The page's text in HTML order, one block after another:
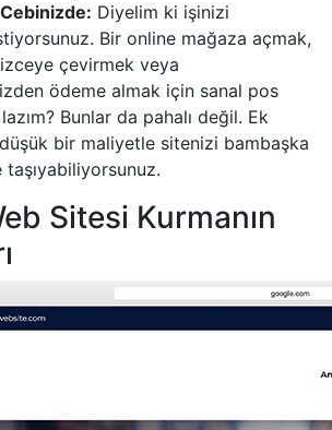
Diyelim ki işinizi
Bir online mağaza açmak,
çevirmek veya
ödeme almak için sanal pos
Bunlar da pahalı değil. Ek
bir maliyetle sitenizi bambaşka
Sitesi Kurmanın